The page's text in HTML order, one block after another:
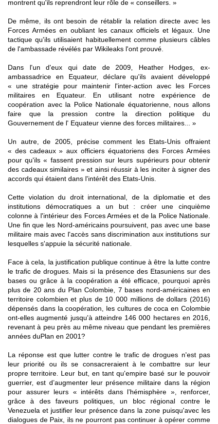
montrent qu'ils reprendront leur rôle de « conseillers. »
De même, ils ont besoin de rétablir la relation directe avec les
Forces Armées en oubliant les canaux officiels et légaux. Une
tactique qu'ils utilisaient habituellement comme plusieurs câbles
de l'ambassade révélés par Wikileaks l'ont prouvé.
Dans l'un d'eux qui date de 2009, Heather Hodges, ex-
ambassadrice en Equateur, déclare qu'ils avaient développé
« une stratégie pour maintenir l'inter-action avec les Forces
militaires en Equateur. En utilisant notre expérience de
coopération avec la Police Nationale équatorienne, nous allons
faire que la pression contre la direction politique du
Gouvernement de l' Equateur vienne des forces militaires... »
Un autre, de 2005, précise comment les Etats-Unis offraient
« des cadeaux » aux officiers équatoriens des Forces Armées
pour qu'ils « fassent pression sur leurs supérieurs pour obtenir
des cadeaux similaires » et ainsi réussir à les inciter à signer des
accords qui étaient dans l'intérêt des Etats-Unis.
Cette violation du droit international, de la diplomatie et des
institutions démocratiques a un but : créer une cinquième
colonne à l'intérieur des Forces Armées et de la Police Nationale.
Une fin que les Nord-américains poursuivent, pas avec une base
militaire mais avec l'accès sans discrimination aux institutions sur
lesquelles s'appuie la sécurité nationale.
Face à cela, la justification publique continue à être la lutte contre
le trafic de drogues. Mais si la présence des Etasuniens sur des
bases ou grâce à la coopération a été efficace, pourquoi après
plus de 20 ans du Plan Colombie, 7 bases nord-américaines en
territoire colombien et plus de 10 000 millions de dollars (2016)
dépensés dans la coopération, les cultures de coca en Colombie
ont-elles augmenté jusqu'à atteindre 146 000 hectares en 2016,
revenant à peu près au même niveau que pendant les premières
années duPlan en 2001?
La réponse est que lutter contre le trafic de drogues n'est pas
leur priorité ou ils se consacreraient à le combattre sur leur
propre territoire. Leur but, en tant qu'empire basé sur le pouvoir
guerrier, est d’augmenter leur présence militaire dans la région
pour assurer leurs « intérêts dans l’hémisphère », renforcer,
grâce à des faveurs politiques, un bloc régional contre le
Venezuela et justifier leur présence dans la zone puisqu'avec les
dialogues de Paix, ils ne pourront pas continuer à opérer comme